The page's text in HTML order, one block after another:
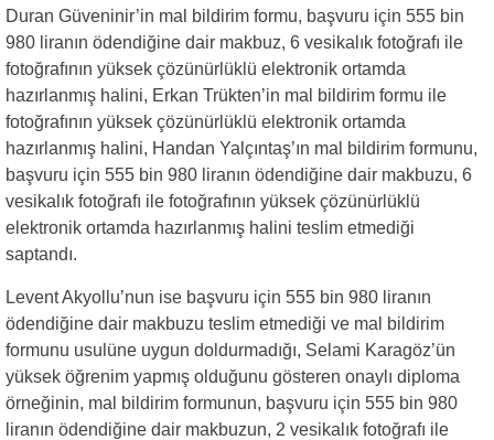
Duran Güveninir’in mal bildirim formu, başvuru için 555 bin
980 liranın ödendiğine dair makbuz, 6 vesikalık fotoğrafı ile
fotoğrafının yüksek çözünürlüklü elektronik ortamda
hazırlanmış halini, Erkan Trükten’in mal bildirim formu ile
fotoğrafının yüksek çözünürlüklü elektronik ortamda
hazırlanmış halini, Handan Yalçıntaş’ın mal bildirim formunu,
başvuru için 555 bin 980 liranın ödendiğine dair makbuzu, 6
vesikalık fotoğrafı ile fotoğrafının yüksek çözünürlüklü
elektronik ortamda hazırlanmış halini teslim etmediği
saptandı.
Levent Akyollu’nun ise başvuru için 555 bin 980 liranın
ödendiğine dair makbuzu teslim etmediği ve mal bildirim
formunu usulüne uygun doldurmadığı, Selami Karagöz’ün
yüksek öğrenim yapmış olduğunu gösteren onaylı diploma
örneğinin, mal bildirim formunun, başvuru için 555 bin 980
liranın ödendiğine dair makbuzun, 2 vesikalık fotoğrafı ile